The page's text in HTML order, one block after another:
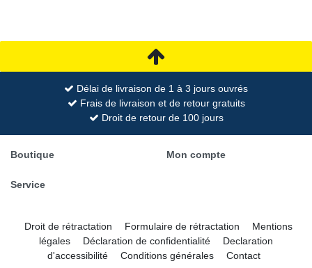
Délai de livraison de 1 à 3 jours ouvrés
Frais de livraison et de retour gratuits
Droit de retour de 100 jours
Boutique Mon compte
Service
Droit de rétractation Formulaire de rétractation
Mentions
légales
Déclaration de confidentialité
Declaration
d'accessibilité
Conditions générales Contact